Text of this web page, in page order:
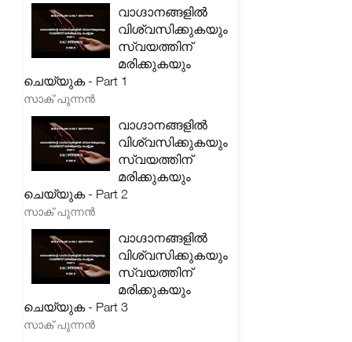
വാഗ്ദാനങ്ങളിൽ
വിശ്വസിക്കുകയും
സ്വയത്തിന്
മരിക്കുകയും
ചെയ്യുക - Part 1
സാക് പുന്നൻ
വാഗ്ദാനങ്ങളിൽ
വിശ്വസിക്കുകയും
സ്വയത്തിന്
മരിക്കുകയും
ചെയ്യുക - Part 2
സാക് പുന്നൻ
വാഗ്ദാനങ്ങളിൽ
വിശ്വസിക്കുകയും
സ്വയത്തിന്
മരിക്കുകയും
ചെയ്യുക - Part 3
സാക് പുന്നൻ